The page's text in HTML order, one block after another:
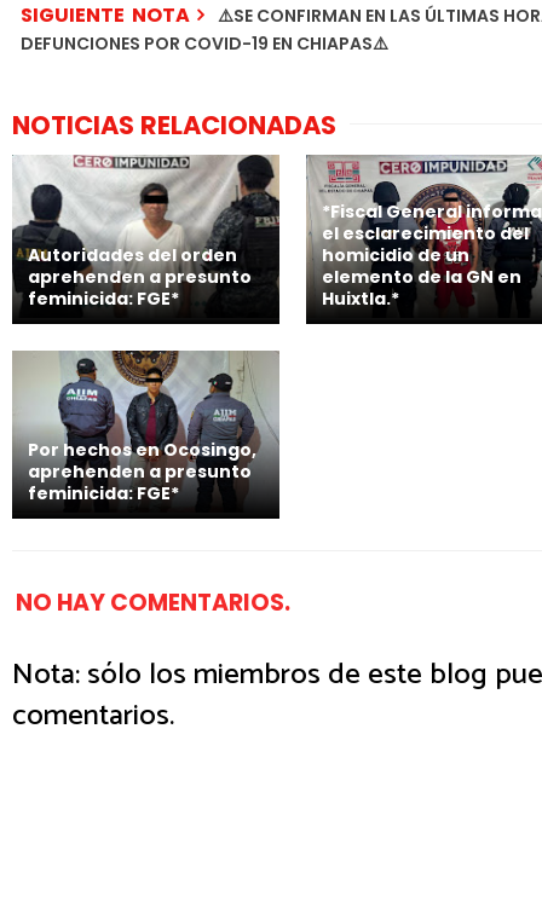
SIGUIENTE NOTA
⚠️SE CONFIRMAN EN LAS ÚLTIMAS
DEFUNCIONES POR COVID-19 EN CHIAPAS⚠️
NOTICIAS RELACIONADAS
Autoridades del orden
aprehenden a presunto
feminicida: FGE*
*Fiscal General informa
el esclarecimiento del
homicidio de un
elemento de la GN en
Huixtla.*
Por hechos en Ocosingo,
aprehenden a presunto
feminicida: FGE*
NO HAY COMENTARIOS.
Nota: sólo los miembros de este blog
comentarios.